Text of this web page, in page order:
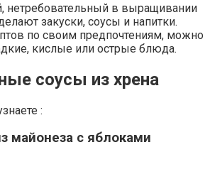
нетребовательный в выращивании
закуски, соусы и напитки.
по своим предпочтениям, можно
кислые или острые блюда.
соусы из хрена
:
майонеза с яблоками